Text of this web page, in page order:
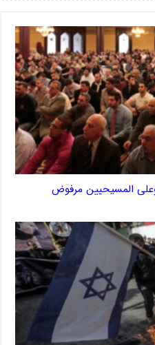
المسيحيين مرفوض